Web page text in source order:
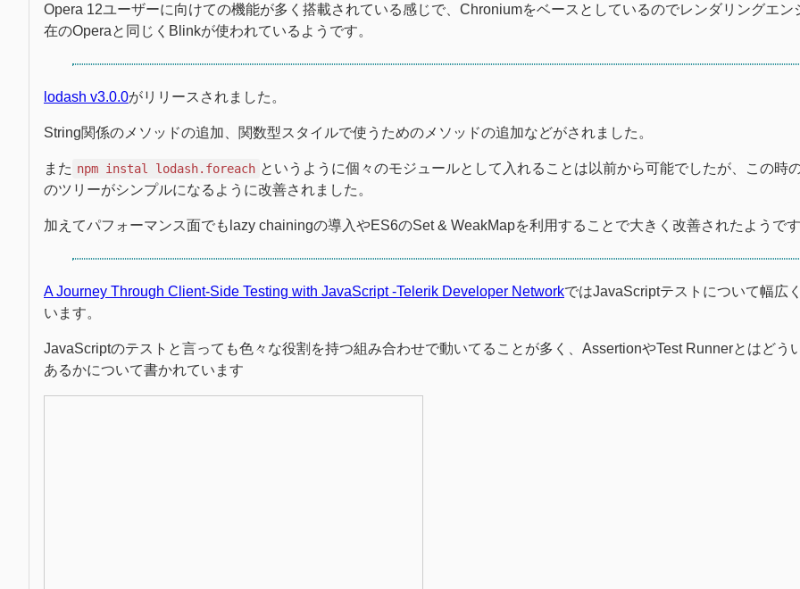
Opera 12ユーザーに向けての機能が多く搭載されている感じで、Chroniumをベースとしているのでレンダリングエン
在のOperaと同じくBlinkが使われているようです。
lodash v3.0.0がリリースされました。
String関係のメソッドの追加、関数型スタイルで使うためのメソッドの追加などがされました。
また npm instal lodash.foreach というように個々のモジュールとして入れることは以前から可能でしたが、この時
のツリーがシンプルになるように改善されました。
加えてパフォーマンス面でもlazy chainingの導入やES6のSet & WeakMapを利用することで大きく改善されたようで
A Journey Through Client-Side Testing with JavaScript -Telerik Developer NetworkではJavaScriptテストについて幅広
います。
JavaScriptのテストと言っても色々な役割を持つ組み合わせで動いてることが多く、AssertionやTest Runnerとはどう
あるかについて書かれています